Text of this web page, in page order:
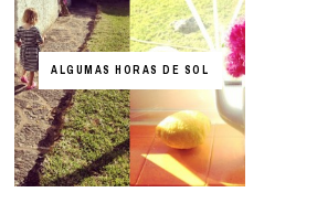
ALGUMAS HORAS DE SOL